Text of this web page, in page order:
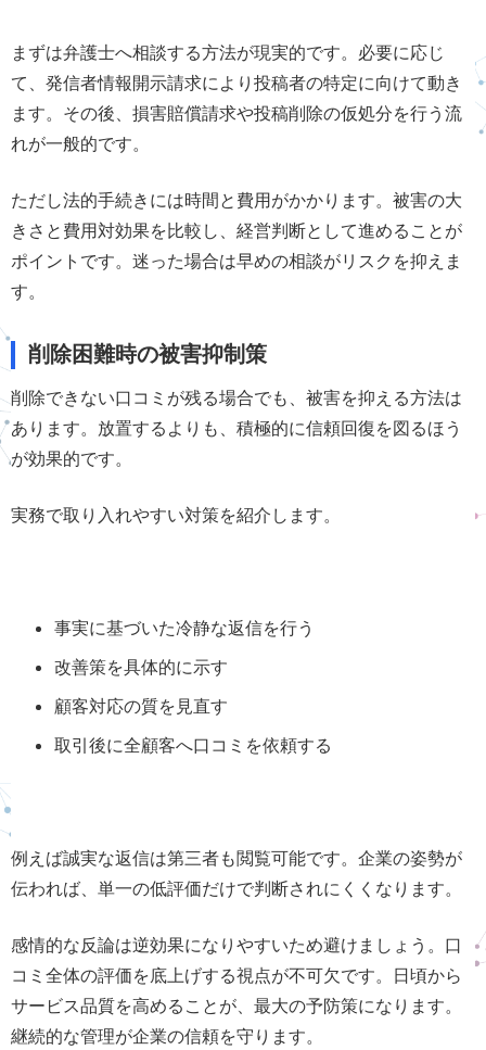
まずは弁護士へ相談する方法が現実的です。必要に応じ
て、発信者情報開示請求により投稿者の特定に向けて動き
ます。その後、損害賠償請求や投稿削除の仮処分を行う流
れが一般的です。
ただし法的手続きには時間と費用がかかります。被害の大
きさと費用対効果を比較し、経営判断として進めることが
ポイントです。迷った場合は早めの相談がリスクを抑えま
す。
削除困難時の被害抑制策
削除できない口コミが残る場合でも、被害を抑える方法は
あります。放置するよりも、積極的に信頼回復を図るほう
が効果的です。
実務で取り入れやすい対策を紹介します。
事実に基づいた冷静な返信を行う
改善策を具体的に示す
顧客対応の質を見直す
取引後に全顧客へ口コミを依頼する
例えば誠実な返信は第三者も閲覧可能です。企業の姿勢が
伝われば、単一の低評価だけで判断されにくくなります。
感情的な反論は逆効果になりやすいため避けましょう。口
コミ全体の評価を底上げする視点が不可欠です。日頃から
サービス品質を高めることが、最大の予防策になります。
継続的な管理が企業の信頼を守ります。